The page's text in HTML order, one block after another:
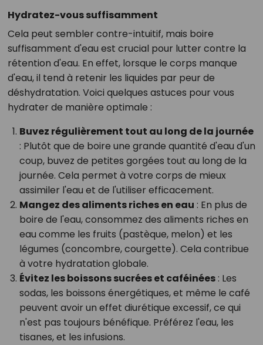
Hydratez-vous suffisamment
Cela peut sembler contre-intuitif, mais boire
suffisamment d'eau est crucial pour lutter contre la
rétention d'eau. En effet, lorsque le corps manque
d'eau, il tend à retenir les liquides par peur de
déshydratation. Voici quelques astuces pour vous
hydrater de manière optimale :
Buvez régulièrement tout au long de la journée
: Plutôt que de boire une grande quantité d'eau d'un
coup, buvez de petites gorgées tout au long de la
journée. Cela permet à votre corps de mieux
assimiler l'eau et de l'utiliser efficacement.
Mangez des aliments riches en eau : En plus de
boire de l'eau, consommez des aliments riches en
eau comme les fruits (pastèque, melon) et les
légumes (concombre, courgette). Cela contribue
à votre hydratation globale.
Évitez les boissons sucrées et caféinées: Les
sodas, les boissons énergétiques, et même le café
peuvent avoir un effet diurétique excessif, ce qui
n'est pas toujours bénéfique. Préférez l'eau, les
tisanes, et les infusions.